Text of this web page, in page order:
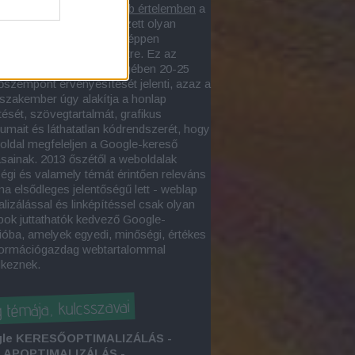
szűkebb értelemben a
webegységen végzett olyan
amelynek eredményeképpen
jön létre. Ez az
folyamat lényegében 20-25
érvényesítését jelenti, azaz a
úgy alakítja a honlap
szövegtartalmát, grafikus
és láthatatlan kódrendszerét, hogy
megfeleljen a Google-kereső
2013 őszétől a weboldalak
és valamely témát érintően releváns
elsődleges jelentőségű lett - weblap
és linképítéssel csak olyan
juttathatók kedvező Google-
amelyek egyedi, minőségi, értékes
webtartalommal
témája, kulcsszavai
KERESŐOPTIMALIZÁLÁS -